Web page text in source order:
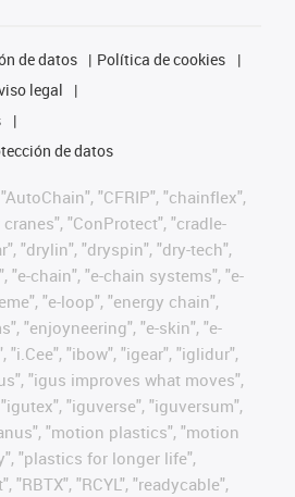
de datos
Política de cookies
legal
de datos
"CFRIP", "chainflex",
"ConProtect", "cradle-
"drylin", "dryspin", "dry-tech",
"e-chain", "e-chain systems", "e-
"e-loop", "energy chain",
"enjoyneering", "e-skin", "e-
"i.Cee", "ibow", "igear", "iglidur",
"igus improves what moves",
"iguverse", "iguversum",
"motion plastics", "motion
"plastics for longer life",
"RBTX", "RCYL", "readycable",